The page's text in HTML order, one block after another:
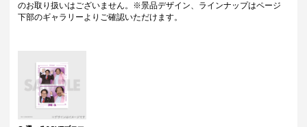
のお取り扱いはございません。※景品デザイン、ラインナップはページ
下部のギャラリーよりご確認いただけます。